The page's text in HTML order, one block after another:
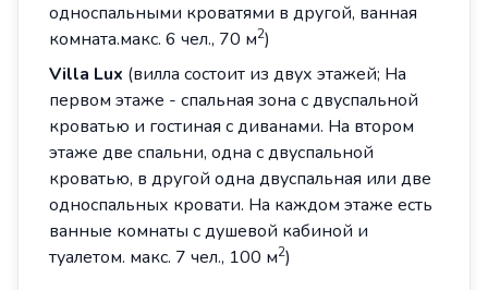
односпальными кроватями в другой, ванная
комната.макс. 6 чел., 70 м2)
Villa Lux (вилла состоит из двух этажей; На
первом этаже - спальная зона с двуспальной
кроватью и гостиная с диванами. На втором
этаже две спальни, одна с двуспальной
кроватью, в другой одна двуспальная или две
односпальных кровати. На каждом этаже есть
ванные комнаты с душевой кабиной и
туалетом. макс. 7 чел., 100 м2)